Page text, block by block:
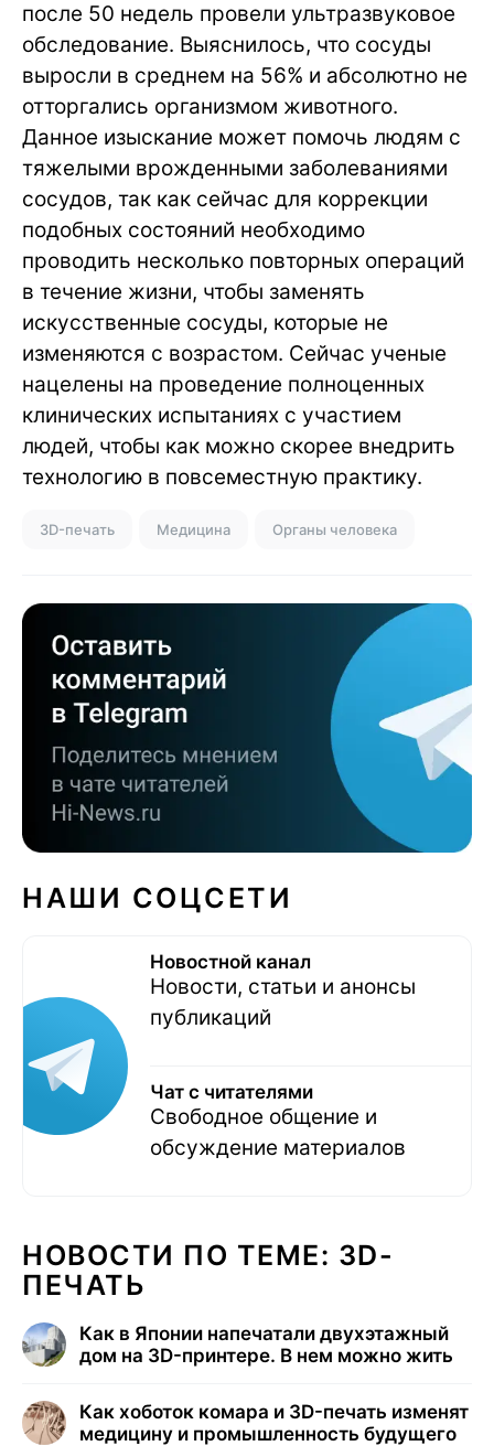
после 50 недель провели ультразвуковое
обследование. Выяснилось, что сосуды
выросли в среднем на 56% и абсолютно не
отторгались организмом животного.
Данное изыскание может помочь людям с
тяжелыми врожденными заболеваниями
сосудов, так как сейчас для коррекции
подобных состояний необходимо
проводить несколько повторных операций
в течение жизни, чтобы заменять
искусственные сосуды, которые не
изменяются с возрастом. Сейчас ученые
нацелены на проведение полноценных
клинических испытаниях с участием
людей, чтобы как можно скорее внедрить
технологию в повсеместную практику.
3D-печать Медицина Органы человека
НАШИ СОЦСЕТИ
Новостной канал
Новости, статьи и анонсы
публикаций
Чат с читателями
Свободное общение и
обсуждение материалов
НОВОСТИ ПО ТЕМЕ: 3D-
ПЕЧАТЬ
Как в Японии напечатали двухэтажный
дом на 3D-принтере. В нем можно жить
Как хоботок комара и 3D-печать изменят
медицину и промышленность будущего